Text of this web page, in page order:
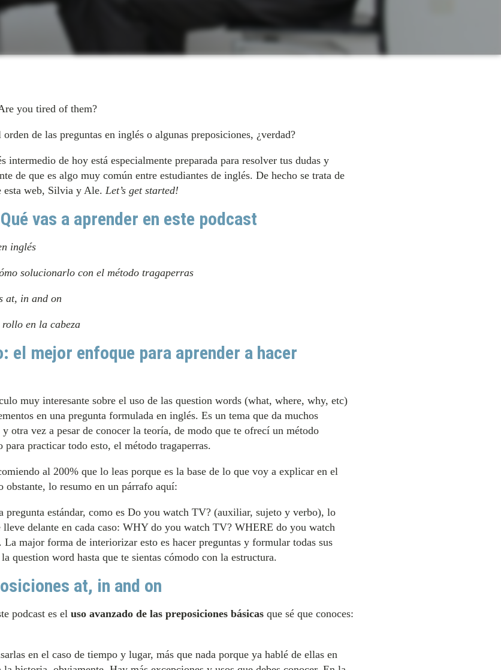
you tired of them?
de las preguntas en inglés o algunas preposiciones, ¿verdad?
intermedio de hoy está especialmente preparada para resolver tus dudas y
de que es algo muy común entre estudiantes de inglés. De hecho se trata de
esta web, Silvia y Ale. Let’s get started!
vas a aprender en este podcast
inglés
solucionarlo con el método tragaperras
at, in and on
en la cabeza
el mejor enfoque para aprender a hacer
muy interesante sobre el uso de las question words (what, where, why, etc)
en una pregunta formulada en inglés. Es un tema que da muchos
otra vez a pesar de conocer la teoría, de modo que te ofrecí un método
practicar todo esto, el método tragaperras.
al 200% que lo leas porque es la base de lo que voy a explicar en el
obstante, lo resumo en un párrafo aquí:
pregunta estándar, como es Do you watch TV? (auxiliar, sujeto y verbo), lo
delante en cada caso: WHY do you watch TV? WHERE do you watch
major forma de interiorizar esto es hacer preguntas y formular todas sus
question word hasta que te sientas cómodo con la estructura.
at, in and on
podcast es el uso avanzado de las preposiciones básicasque sé que conoces:
en el caso de tiempo y lugar, más que nada porque ya hablé de ellas en